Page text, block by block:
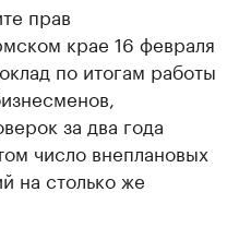
прав
крае 16 февраля
по итогам работы
за два года
число внеплановых
на столько же